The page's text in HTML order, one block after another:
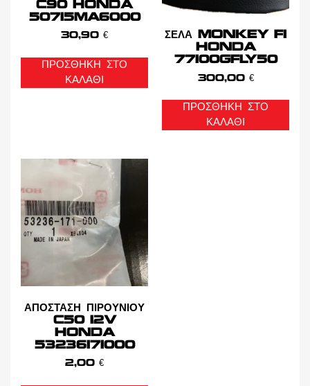
C90 HONDA
50715MA6000
30,90 €
ΠΡΟΣΘΉΚΗ ΣΤΟ
ΚΑΛΆΘΙ
ΣΕΛΑ MONKEY FI
HONDA
77100GFLY50
300,00 €
ΠΡΟΣΘΉΚΗ ΣΤΟ
ΚΑΛΆΘΙ
ΑΠΟΣΤΑΣΗ ΠΙΡΟΥΝΙΟΥ
C50 12V
HONDA
53236171000
2,00 €